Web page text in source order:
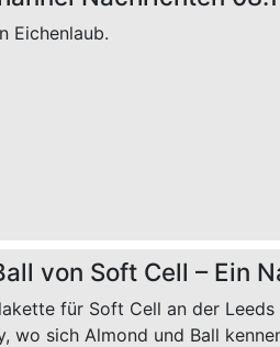
Eichenlaub.
von Soft Cell – Ein
für Soft Cell an der Leeds
wo sich Almond und Ball